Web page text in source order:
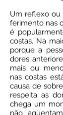
Um reflexo ou
ferimento nas
é
costas. Na
porque a
dores
mais ou
nas costas
causa de
respeita as
chega um
não